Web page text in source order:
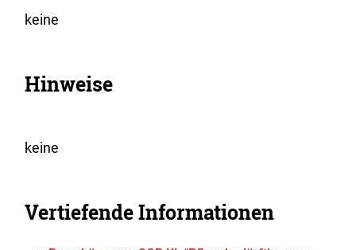
keine
Hinweise
keine
Vertiefende Informationen